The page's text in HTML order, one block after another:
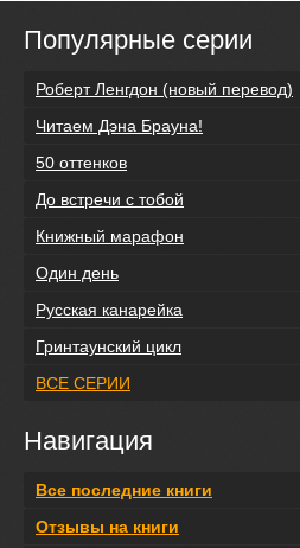
Популярные серии
Роберт Ленгдон (новый перевод)
Читаем Дэна Брауна!
50 оттенков
До встречи с тобой
Книжный марафон
Один день
Русская канарейка
Гринтаунский цикл
ВСЕ СЕРИИ
Навигация
Все последние книги
Отзывы на книги